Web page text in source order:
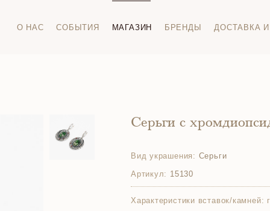
О НАС СОБЫТИЯ МАГАЗИН БРЕНДЫ ДОСТАВКА
Серьги с
Вид украшения: Серьги
Артикул: 15130
Характеристики вставок/камней: